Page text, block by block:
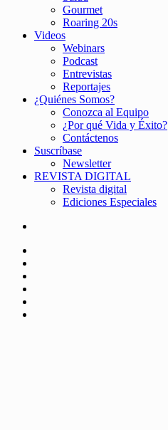
Gourmet
Roaring 20s
Videos
Webinars
Podcast
Entrevistas
Reportajes
¿Quiénes Somos?
Conozca al Equipo
¿Por qué Vida y Éxito?
Contáctenos
Suscríbase
Newsletter
REVISTA DIGITAL
Revista digital
Ediciones Especiales